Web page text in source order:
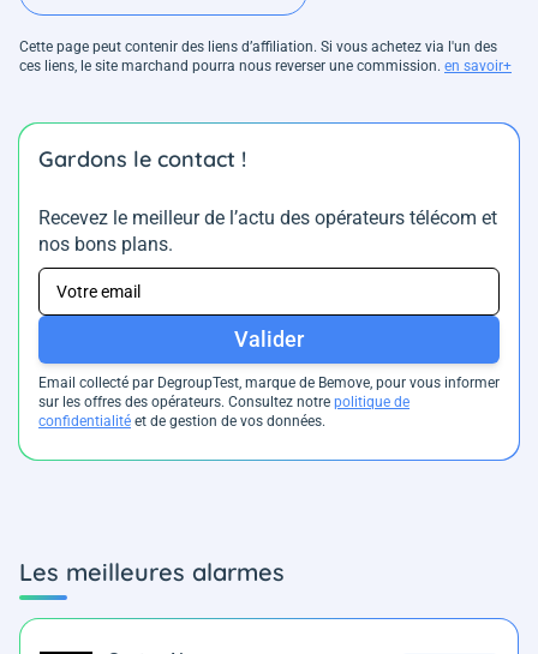
Cette page peut contenir des liens d’affiliation. Si vous achetez via l'un des
ces liens, le site marchand pourra nous reverser une commission. en savoir+
Gardons le contact !
Recevez le meilleur de l’actu des opérateurs télécom et
nos bons plans.
Valider
Email collecté par DegroupTest, marque de Bemove, pour vous informer
sur les offres des opérateurs. Consultez notre politique de
confidentialité et de gestion de vos données.
Les meilleures alarmes